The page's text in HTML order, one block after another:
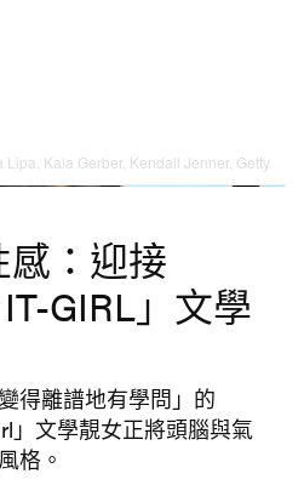
Lipa, Kaia Gerber, Kendall Jenner, Getty
：迎接
IT-GIRL」文學
得離譜地有學問」的
」文學靚女正將頭腦與氣
格。